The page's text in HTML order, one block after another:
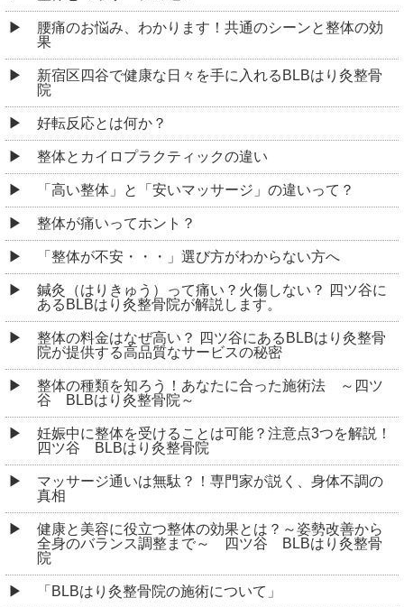
腰痛のお悩み、わかります！共通のシーンと整体の効
果
新宿区四谷で健康な日々を手に入れるBLBはり灸整骨
院
好転反応とは何か？
整体とカイロプラクティックの違い
「高い整体」と「安いマッサージ」の違いって？
整体が痛いってホント？
「整体が不安・・・」選び方がわからない方へ
鍼灸（はりきゅう）って痛い？火傷しない？ 四ツ谷に
あるBLBはり灸整骨院が解説します。
整体の料金はなぜ高い？ 四ツ谷にあるBLBはり灸整骨
院が提供する高品質なサービスの秘密
整体の種類を知ろう！あなたに合った施術法 ～四ツ
谷 BLBはり灸整骨院～
妊娠中に整体を受けることは可能？注意点3つを解説！
四ツ谷 BLBはり灸整骨院
マッサージ通いは無駄？！専門家が説く、身体不調の
真相
健康と美容に役立つ整体の効果とは？～姿勢改善から
全身のバランス調整まで～ 四ツ谷 BLBはり灸整骨
院
「BLBはり灸整骨院の施術について」